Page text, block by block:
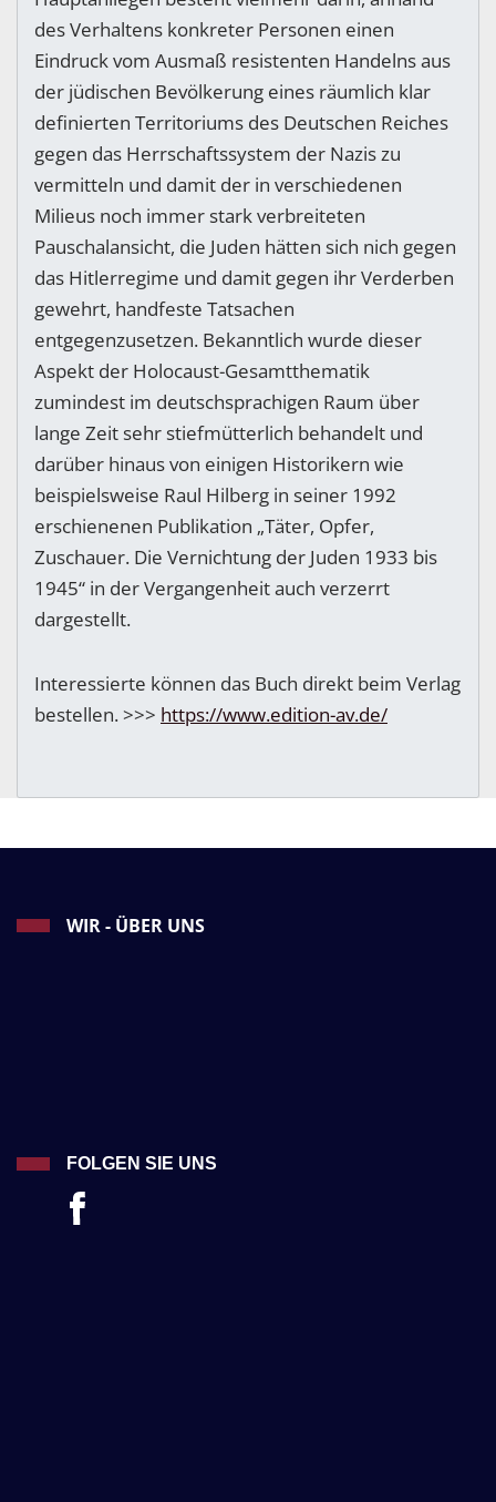
des Verhaltens konkreter Personen einen
Eindruck vom Ausmaß resistenten Handelns aus
der jüdischen Bevölkerung eines räumlich klar
definierten Territoriums des Deutschen Reiches
gegen das Herrschaftssystem der Nazis zu
vermitteln und damit der in verschiedenen
Milieus noch immer stark verbreiteten
Pauschalansicht, die Juden hätten sich nich gegen
das Hitlerregime und damit gegen ihr Verderben
gewehrt, handfeste Tatsachen
entgegenzusetzen. Bekanntlich wurde dieser
Aspekt der Holocaust-Gesamtthematik
zumindest im deutschsprachigen Raum über
lange Zeit sehr stiefmütterlich behandelt und
darüber hinaus von einigen Historikern wie
beispielsweise Raul Hilberg in seiner 1992
erschienenen Publikation „Täter, Opfer,
Zuschauer. Die Vernichtung der Juden 1933 bis
1945“ in der Vergangenheit auch verzerrt
dargestellt.
Interessierte können das Buch direkt beim Verlag
bestellen. >>> https://www.edition-av.de/
WIR - ÜBER UNS
FOLGEN SIE UNS